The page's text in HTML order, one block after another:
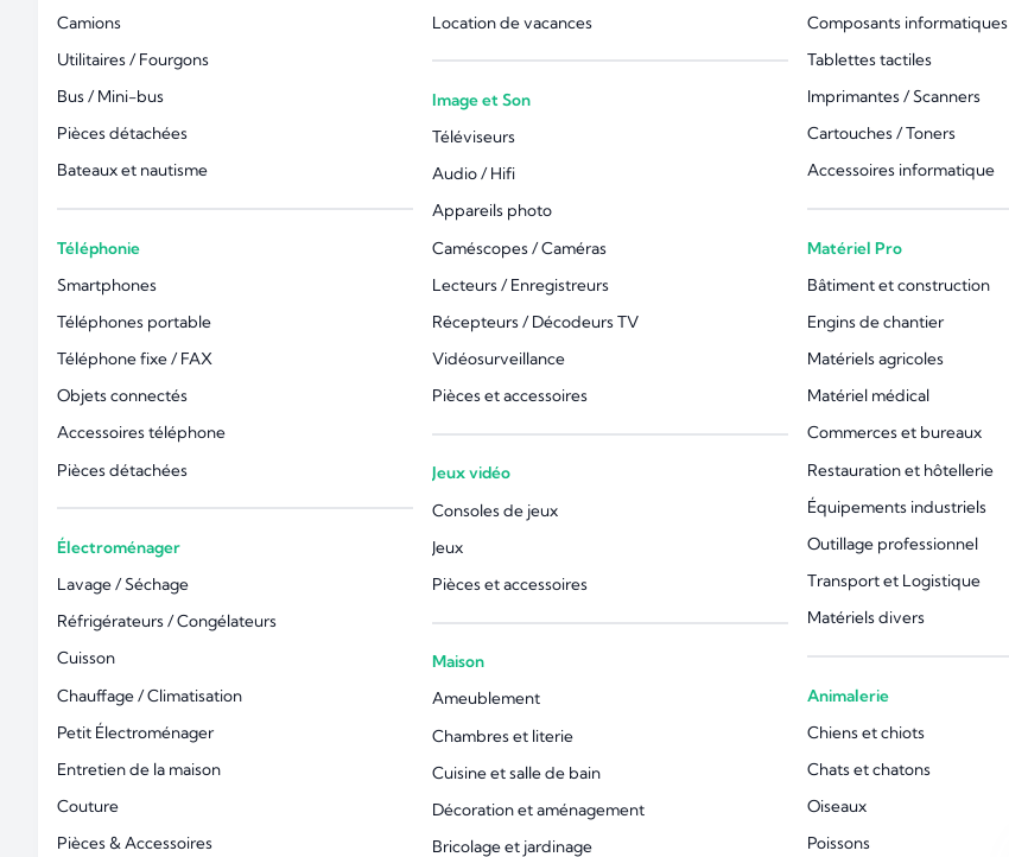
Camions
Utilitaires / Fourgons
Bus / Mini-bus
Pièces détachées
Bateaux et nautisme
Téléphonie
Smartphones
Téléphones portable
Téléphone fixe / FAX
Objets connectés
Accessoires téléphone
Pièces détachées
Électroménager
Lavage / Séchage
Réfrigérateurs / Congélateurs
Cuisson
Chauffage / Climatisation
Petit Électroménager
Entretien de la maison
Couture
Pièces & Accessoires
Location de vacances
Image et Son
Téléviseurs
Audio / Hifi
Appareils photo
Caméscopes / Caméras
Lecteurs / Enregistreurs
Récepteurs / Décodeurs TV
Vidéosurveillance
Pièces et accessoires
Jeux vidéo
Consoles de jeux
Jeux
Pièces et accessoires
Maison
Ameublement
Chambres et literie
Cuisine et salle de bain
Décoration et aménagement
Bricolage et jardinage
Composants informatiques
Tablettes tactiles
Imprimantes / Scanners
Cartouches / Toners
Accessoires informatique
Matériel Pro
Bâtiment et construction
Engins de chantier
Matériels agricoles
Matériel médical
Commerces et bureaux
Restauration et hôtellerie
Équipements industriels
Outillage professionnel
Transport et Logistique
Matériels divers
Animalerie
Chiens et chiots
Chats et chatons
Oiseaux
Poissons